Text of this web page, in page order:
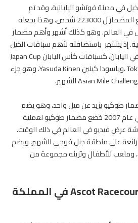
في مدينة فوتشو اليابانية، وقد تم
تشييده في عام 1933. ويتسع المضمار ل 223000 شخص، وهذا يجعله
في العالم. وهو كذلك أشهر وأهم مضمار
إذ يشتهر باستضافته لأهم سباقات الخيل
من الدرجة الأولى التي تقام في اليابان، كسباقات كأس اليابان Japan Cup
،وطوكيو يوشون Tokyo Yushun ،وياسودا كينين Yasuda Kinen، وهو جزء
طوكيو يزيد عن ميل واحد، وهو يضم
خمس مسارات مختلفة، و في عام 2007 خضع مضمار طوكيو لعملية
عرض فيديو في العالم في ذلك الوقت.
على منطقة جبل فوجي الشهير، ويضم
وملعب للأطفال وتزينه مجموعة من
مضمار أسكوت Ascot Racecourse في المملكة